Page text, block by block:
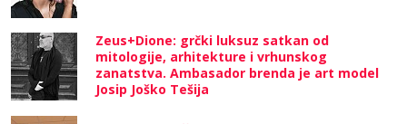
Zeus+Dione: grčki luksuz satkan od
mitologije, arhitekture i vrhunskog
zanatstva. Ambasador brenda je art model
Josip Joško Tešija